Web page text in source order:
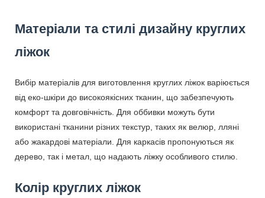
Матеріали та стилі дизайну круглих
ліжок
Вибір матеріалів для виготовлення круглих ліжок варіюється
від еко-шкіри до високоякісних тканин, що забезпечують
комфорт та довговічність. Для оббивки можуть бути
використані тканини різних текстур, таких як велюр, лляні
або жакардові матеріали. Для каркасів пропонуються як
дерево, так і метал, що надають ліжку особливого стилю.
Колір круглих ліжок